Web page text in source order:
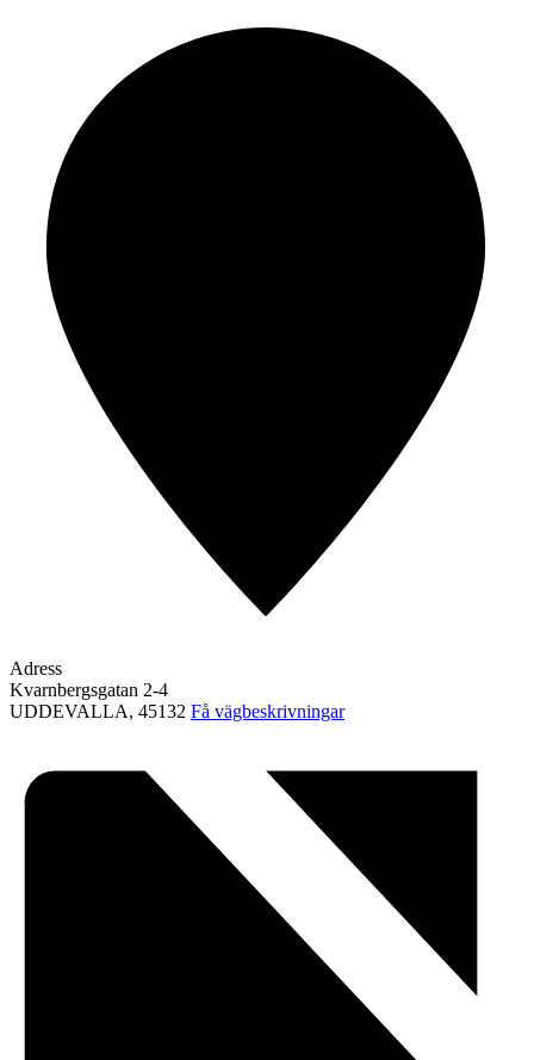
Adress
Kvarnbergsgatan 2-4
UDDEVALLA, 45132 Få vägbeskrivningar